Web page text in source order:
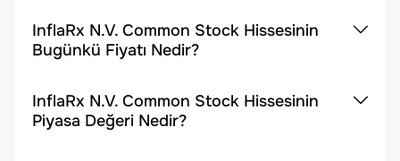
InflaRx N.V. Common Stock Hissesinin
Bugünkü Fiyatı Nedir?
InflaRx N.V. Common Stock Hissesinin
Piyasa Değeri Nedir?